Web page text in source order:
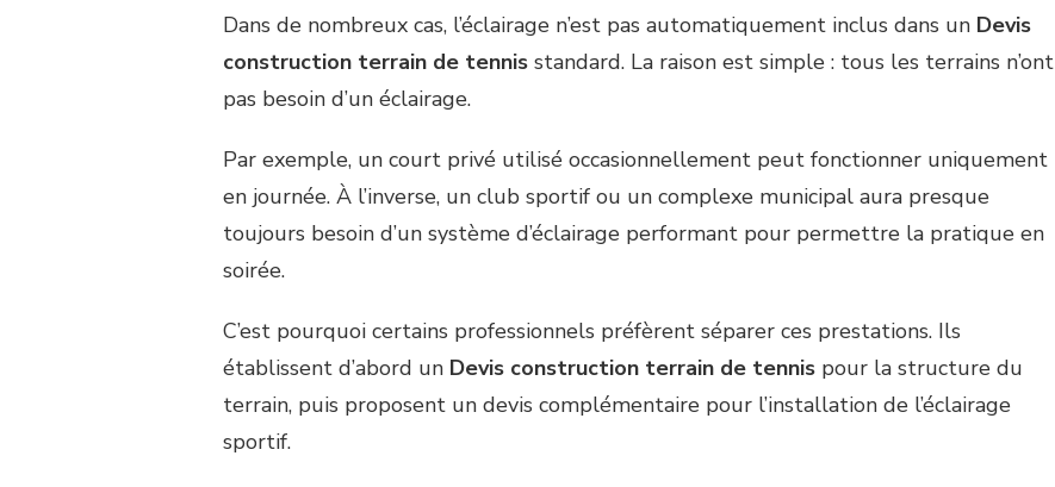
Dans de nombreux cas, l’éclairage n’est pas automatiquement inclus dans un Devis
construction terrain de tennis standard. La raison est simple : tous les terrains n’ont
pas besoin d’un éclairage.
Par exemple, un court privé utilisé occasionnellement peut fonctionner uniquement
en journée. À l’inverse, un club sportif ou un complexe municipal aura presque
toujours besoin d’un système d’éclairage performant pour permettre la pratique en
soirée.
C’est pourquoi certains professionnels préfèrent séparer ces prestations. Ils
établissent d’abord un Devis construction terrain de tennis pour la structure du
terrain, puis proposent un devis complémentaire pour l’installation de l’éclairage
sportif.